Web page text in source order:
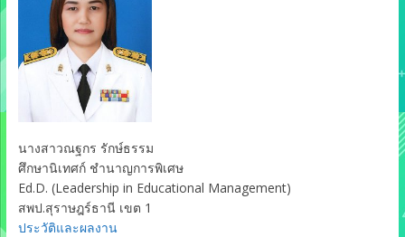
นางสาวณฐกร รักษ์ธรรม
ศึกษานิเทศก์ ชำนาญการพิเศษ
Ed.D. (Leadership in Educational Management)
สพป.สุราษฎร์ธานี เขต 1
ประวัติและผลงาน